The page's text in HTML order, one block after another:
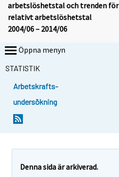
arbetslöshetstal och trenden för
relativt arbetslöshetstal
2004/06 – 2014/06
Öppna menyn
STATISTIK
Arbetskrafts-
undersökning
Denna sida är arkiverad.